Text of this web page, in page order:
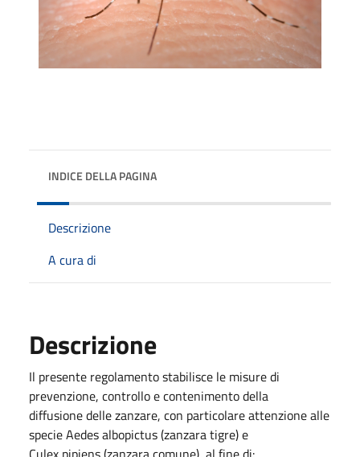
INDICE DELLA PAGINA
Descrizione
A cura di
Descrizione
Il presente regolamento stabilisce le misure di
prevenzione, controllo e contenimento della
diffusione delle zanzare, con particolare attenzione alle
specie Aedes albopictus (zanzara tigre) e